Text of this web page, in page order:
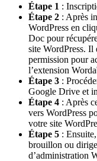
Étape 1 :
Étape 2 : Après
WordPress en
Doc pour
site WordPress. Il
permission pour
l’extension
Étape 3 :
Google Drive et
Étape 4 : Après
vers WordPress
votre site
Étape 5 :
brouillon ou
d’administration